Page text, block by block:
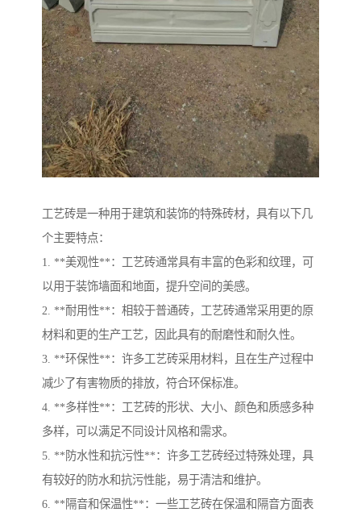
工艺砖是一种用于建筑和装饰的特殊砖材，具有以下几
个主要特点：
1. **美观性**：工艺砖通常具有丰富的色彩和纹理，可
以用于装饰墙面和地面，提升空间的美感。
2. **耐用性**：相较于普通砖，工艺砖通常采用更的原
材料和更的生产工艺，因此具有的耐磨性和耐久性。
3. **环保性**：许多工艺砖采用材料，且在生产过程中
减少了有害物质的排放，符合环保标准。
4. **多样性**：工艺砖的形状、大小、颜色和质感多种
多样，可以满足不同设计风格和需求。
5. **防水性和抗污性**：许多工艺砖经过特殊处理，具
有较好的防水和抗污性能，易于清洁和维护。
6. **隔音和保温性**：一些工艺砖在保温和隔音方面表